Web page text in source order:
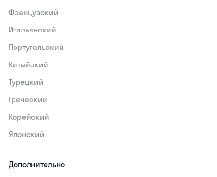
Французский
Итальянский
Португальский
Китайский
Турецкий
Греческий
Корейский
Японский
Дополнительно